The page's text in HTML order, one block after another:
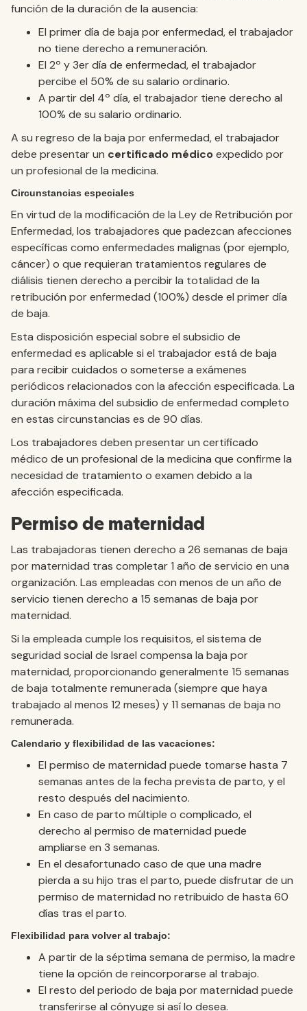
función de la duración de la ausencia:
El primer día de baja por enfermedad, el trabajador
no tiene derecho a remuneración.
El 2º y 3er día de enfermedad, el trabajador
percibe el 50% de su salario ordinario.
A partir del 4º día, el trabajador tiene derecho al
100% de su salario ordinario.
A su regreso de la baja por enfermedad, el trabajador
debe presentar un certificado médicoexpedido por
un profesional de la medicina.
Circunstancias especiales
En virtud de la modificación de la Ley de Retribución por
Enfermedad, los trabajadores que padezcan afecciones
específicas como enfermedades malignas (por ejemplo,
cáncer) o que requieran tratamientos regulares de
diálisis tienen derecho a percibir la totalidad de la
retribución por enfermedad (100%) desde el primer día
de baja.
Esta disposición especial sobre el subsidio de
enfermedad es aplicable si el trabajador está de baja
para recibir cuidados o someterse a exámenes
periódicos relacionados con la afección especificada. La
duración máxima del subsidio de enfermedad completo
en estas circunstancias es de 90 días.
Los trabajadores deben presentar un certificado
médico de un profesional de la medicina que confirme la
necesidad de tratamiento o examen debido a la
afección especificada.
Permiso de maternidad
Las trabajadoras tienen derecho a 26 semanas de baja
por maternidad tras completar 1 año de servicio en una
organización. Las empleadas con menos de un año de
servicio tienen derecho a 15 semanas de baja por
maternidad.
Si la empleada cumple los requisitos, el sistema de
seguridad social de Israel compensa la baja por
maternidad, proporcionando generalmente 15 semanas
de baja totalmente remunerada (siempre que haya
trabajado al menos 12 meses) y 11 semanas de baja no
remunerada.
Calendario y flexibilidad de las vacaciones:
El permiso de maternidad puede tomarse hasta 7
semanas antes de la fecha prevista de parto, y el
resto después del nacimiento.
En caso de parto múltiple o complicado, el
derecho al permiso de maternidad puede
ampliarse en 3 semanas.
En el desafortunado caso de que una madre
pierda a su hijo tras el parto, puede disfrutar de un
permiso de maternidad no retribuido de hasta 60
días tras el parto.
Flexibilidad para volver al trabajo:
A partir de la séptima semana de permiso, la madre
tiene la opción de reincorporarse al trabajo.
El resto del periodo de baja por maternidad puede
transferirse al cónyuge si así lo desea.